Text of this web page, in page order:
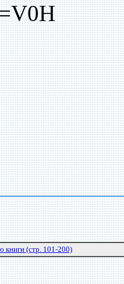
книги (стр. 101-200)